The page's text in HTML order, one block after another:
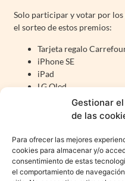
Gestionar
de las
Para ofrecer las mejores
cookies para almacenar y/o
consentimiento de estas
el comportamiento de
Solo participar y votar por
el sorteo de estos premios:
Tarjeta regalo
iPhone SE
iPad
LG Oled
¿Cómo
Premios
Votar es muy fácil. Sigue
sorteo.